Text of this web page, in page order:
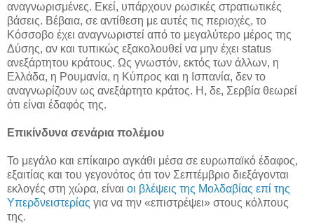
αναγνωρισμένες. Εκεί, υπάρχουν ρωσικές στρατιωτικές
βάσεις. Βέβαια, σε αντίθεση με αυτές τις περιοχές, το
Κόσσοβο έχει αναγνωριστεί από το μεγαλύτερο μέρος της
Δύσης, αν και τυπικώς εξακολουθεί να μην έχει status
ανεξάρτητου κράτους. Ως γνωστόν, εκτός των άλλων, η
Ελλάδα, η Ρουμανία, η Κύπρος και η Ισπανία, δεν το
αναγνωρίζουν ως ανεξάρτητο κράτος. Η, δε, Σερβία θεωρεί
ότι είναι έδαφός της.
Επικίνδυνα σενάρια πολέμου
Το μεγάλο και επίκαιρο αγκάθι μέσα σε ευρωπαϊκό έδαφος,
εξαιτίας και του γεγονότος ότι τον Σεπτέμβριο διεξάγονται
εκλογές στη χώρα, είναι οι βλέψεις της Μολδαβίας επί της
Υπερδνειστερίας για να την «επιστρέψει» στους κόλπους
της.